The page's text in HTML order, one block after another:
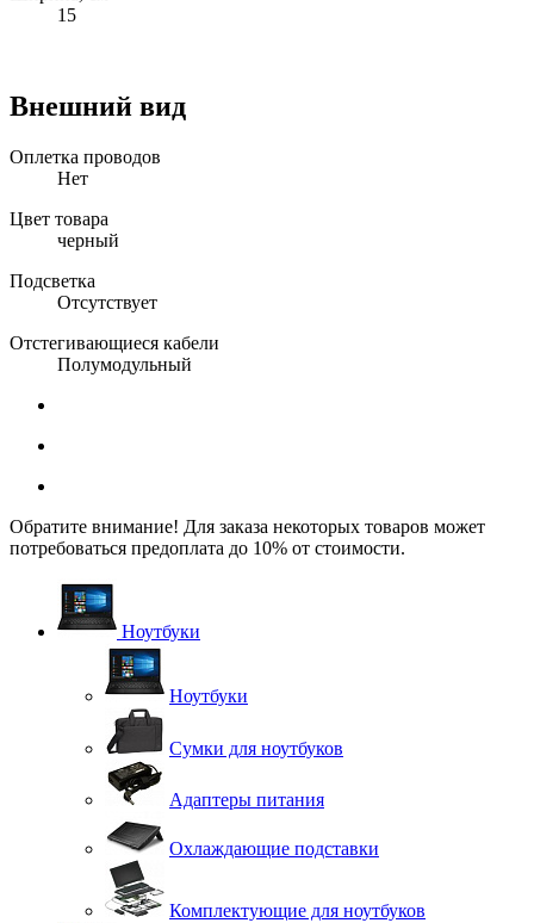
15
Внешний вид
Оплетка проводов
Нет
Цвет товара
черный
Подсветка
Отсутствует
Отстегивающиеся кабели
Полумодульный
Обратите внимание! Для заказа некоторых товаров может
потребоваться предоплата до 10% от стоимости.
Ноутбуки
Ноутбуки
Сумки для ноутбуков
Адаптеры питания
Охлаждающие подставки
Комплектующие для ноутбуков